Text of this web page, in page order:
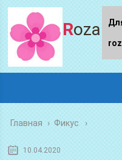
Главная › Фикус
10.04.2020